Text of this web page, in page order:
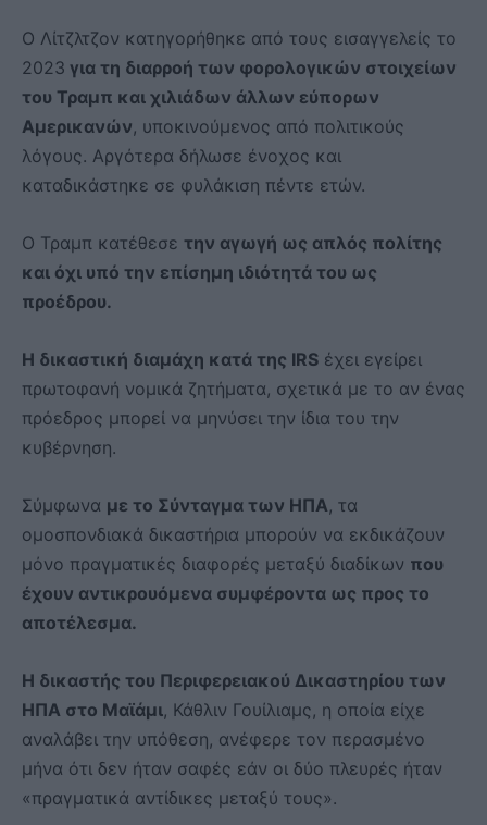
Ο Λίτζλτζον κατηγορήθηκε από τους εισαγγελείς το
2023 για τη διαρροή των φορολογικών στοιχείων
του Τραμπ και χιλιάδων άλλων εύπορων
Αμερικανών, υποκινούμενος από πολιτικούς
λόγους. Αργότερα δήλωσε ένοχος και
καταδικάστηκε σε φυλάκιση πέντε ετών.
Ο Τραμπ κατέθεσε την αγωγή ως απλός πολίτης
και όχι υπό την επίσημη ιδιότητά του ως
προέδρου.
Η δικαστική διαμάχη κατά της IRS έχει εγείρει
πρωτοφανή νομικά ζητήματα, σχετικά με το αν ένας
πρόεδρος μπορεί να μηνύσει την ίδια του την
κυβέρνηση.
Σύμφωνα με το Σύνταγμα των ΗΠΑ, τα
ομοσπονδιακά δικαστήρια μπορούν να εκδικάζουν
μόνο πραγματικές διαφορές μεταξύ διαδίκων που
έχουν αντικρουόμενα συμφέροντα ως προς το
αποτέλεσμα.
Η δικαστής του Περιφερειακού Δικαστηρίου των
ΗΠΑ στο Μαϊάμι, Κάθλιν Γουίλιαμς, η οποία είχε
αναλάβει την υπόθεση, ανέφερε τον περασμένο
μήνα ότι δεν ήταν σαφές εάν οι δύο πλευρές ήταν
«πραγματικά αντίδικες μεταξύ τους».